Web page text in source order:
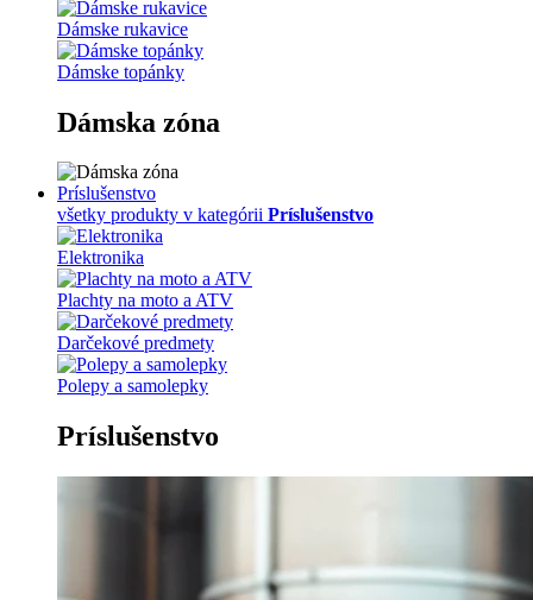
Dámske rukavice
Dámske topánky
Dámska zóna
Príslušenstvo
všetky produkty v kategórii Príslušenstvo
Elektronika
Plachty na moto a ATV
Darčekové predmety
Polepy a samolepky
Príslušenstvo